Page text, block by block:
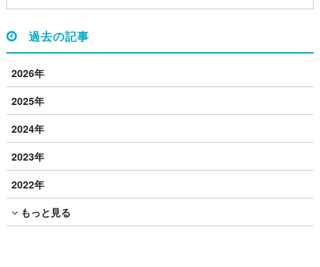
過去の記事
2026年
2025年
2024年
2023年
2022年
もっと見る